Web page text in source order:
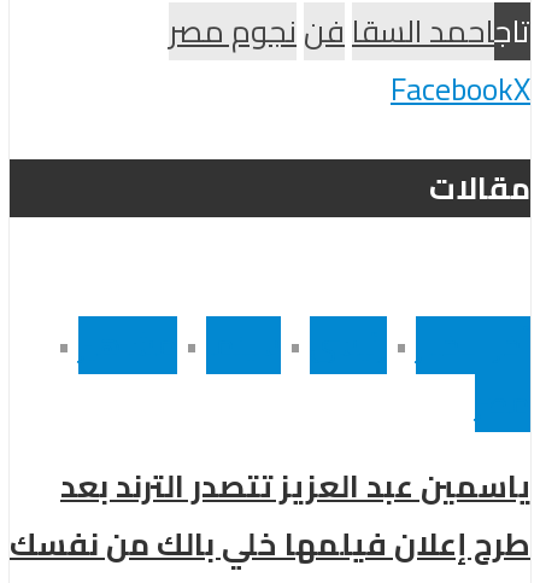
تاجاحمد السقافننجوم مصر
FacebookX
مقالات
•
•
•
•
ياسمين عبد العزيز تتصدر الترند بعد
طرح إعلان فيلمها خلي بالك من نفسك